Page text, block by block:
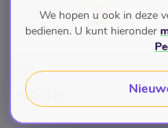
Pay with
Merk
Patanjali
We hopen u ook in deze
bedienen. U kunt hieronder